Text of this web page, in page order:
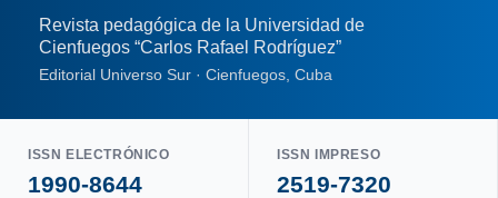
Revista pedagógica de la Universidad de
Cienfuegos “Carlos Rafael Rodríguez”
Editorial Universo Sur · Cienfuegos, Cuba
ISSN ELECTRÓNICO
1990-8644
ISSN IMPRESO
2519-7320